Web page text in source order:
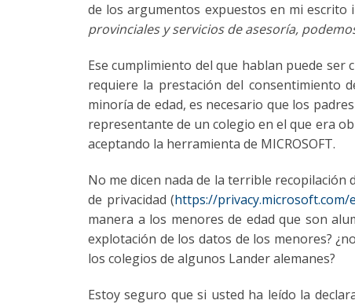
de los argumentos expuestos en mi escrito
provinciales y servicios de asesoría,
Ese cumplimiento del que hablan puede
requiere la prestación del consentimiento
minoría de edad, es necesario que los
representante de un colegio en el que era
aceptando la herramienta de MICROSOFT.
No me dicen nada de la terrible recopilación
de privacidad (https://
manera a los menores de edad que son
explotación de los datos de los menores?
los colegios de algunos Lander alemanes?
Estoy seguro que si usted ha leído la